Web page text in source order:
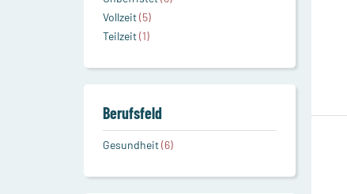
Vollzeit(5)
Teilzeit(1)
Berufsfeld
Gesundheit(6)